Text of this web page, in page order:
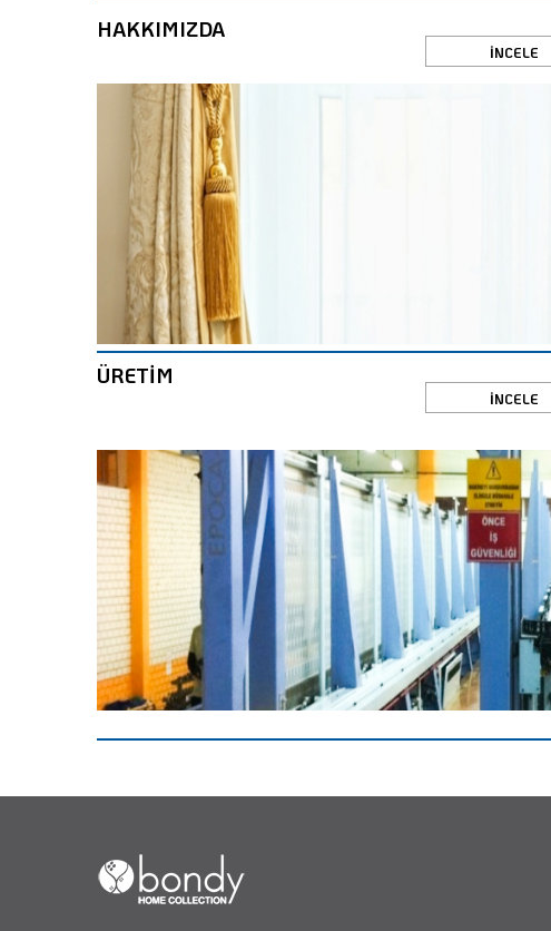
HAKKIMIZDA
İNCELE
ÜRETİM
İNCELE
RUSYA DA BÖLGESEL BAYİLİKLER VERİLECEKTİR.
RUSYA NIN ÇESİTLİ BÖLGELERİNDE BÖLGESEL
BAYİLİKLER VERİLECEKTİR. İletişim:
bondy@bondytextile.com
Oku